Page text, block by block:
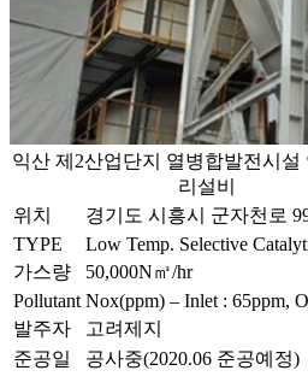
익산 제2산업단지 열병합발전시설
리설비
위치
경기도 시흥시 군자천로
TYPE
Low Temp. Selective
가스량
50,000N㎥/hr
Pollutant Nox(ppm) – Inlet : 65ppm,
발주자
고려제지
준공일
공사중(2020.06 준공예정)